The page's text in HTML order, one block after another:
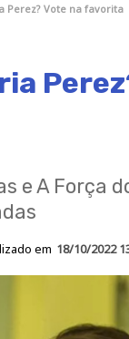
Perez? Vote na favorita
e A Força
em 18/10/2022